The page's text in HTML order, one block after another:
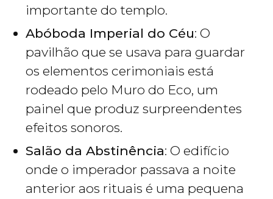
importante do templo.
Abóboda Imperial do Céu: O
pavilhão que se usava para guardar
os elementos cerimoniais está
rodeado pelo Muro do Eco, um
painel que produz surpreendentes
efeitos sonoros.
Salão da Abstinência: O edifício
onde o imperador passava a noite
anterior aos rituais é uma pequena